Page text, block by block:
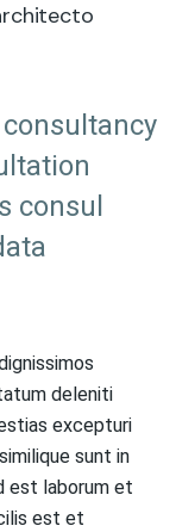
consul
deleniti
excepturi
sunt in
est laborum et
est et